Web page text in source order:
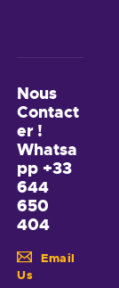
Nous
Contact
er !
Whatsa
pp +33
644
650
404
Email
Us